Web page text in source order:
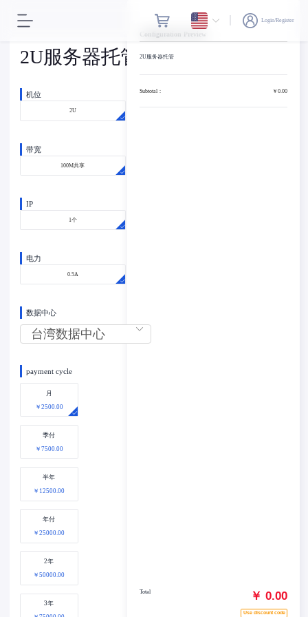
Login/Register
2U服务器托管
机位
2U
带宽
100M共享
IP
1个
电力
0.5A
数据中心
payment cycle
月
￥2500.00
季付
￥7500.00
半年
￥12500.00
年付
￥25000.00
2年
￥50000.00
3年
Configuration Preview
2U服务器托管
Subtotal： ￥0.00
Total ￥ 0.00
Use discount code